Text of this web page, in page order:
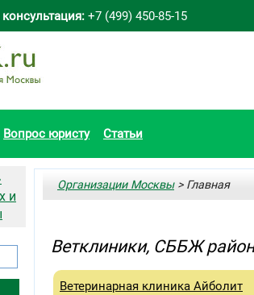
+7 (499) 450-85-15
Вопрос юристу Статьи
Организации Москвы> Главная
Ветклиники, СББЖ
Ветеринарная клиника Айболит
и